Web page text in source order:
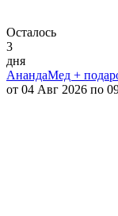
Осталось
3
дня
АнандаМед +
от 04 Авг 2026 по